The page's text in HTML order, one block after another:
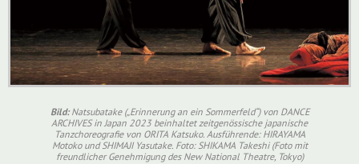
Bild:Natsubatake („Erinnerung an ein Sommerfeld“) von DANCE
ARCHIVES in Japan 2023 beinhaltet zeitgenössische japanische
Tanzchoreografie von ORITA Katsuko. Ausführende: HIRAYAMA
Motoko und SHIMAJI Yasutake. Foto: SHIKAMA Takeshi (Foto mit
freundlicher Genehmigung des New National Theatre, Tokyo)